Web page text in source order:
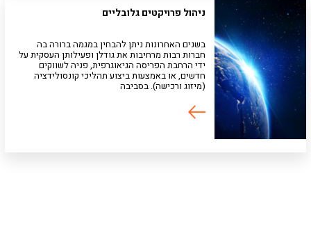
ניהול פרויקטים גלובליים
בשנים האחרונות ניתן להבחין במגמה ברורה בה
חברות רבות מרחיבות את גודלן ופעילותן העסקית על
ידי הרחבת הפריסה הגיאוגרפית, פניה לשווקים
חדשים, או באמצעות ביצוע תהליכי קונסולידציה
(מיזוג ורכישה). בסביבה